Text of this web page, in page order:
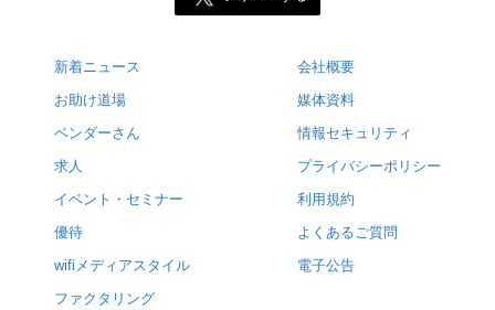
新着ニュース
お助け道場
ベンダーさん
求人
イベント・セミナー
優待
wifiメディアスタイル
ファクタリング
会社概要
媒体資料
情報セキュリティ
プライバシーポリシー
利用規約
よくあるご質問
電子公告